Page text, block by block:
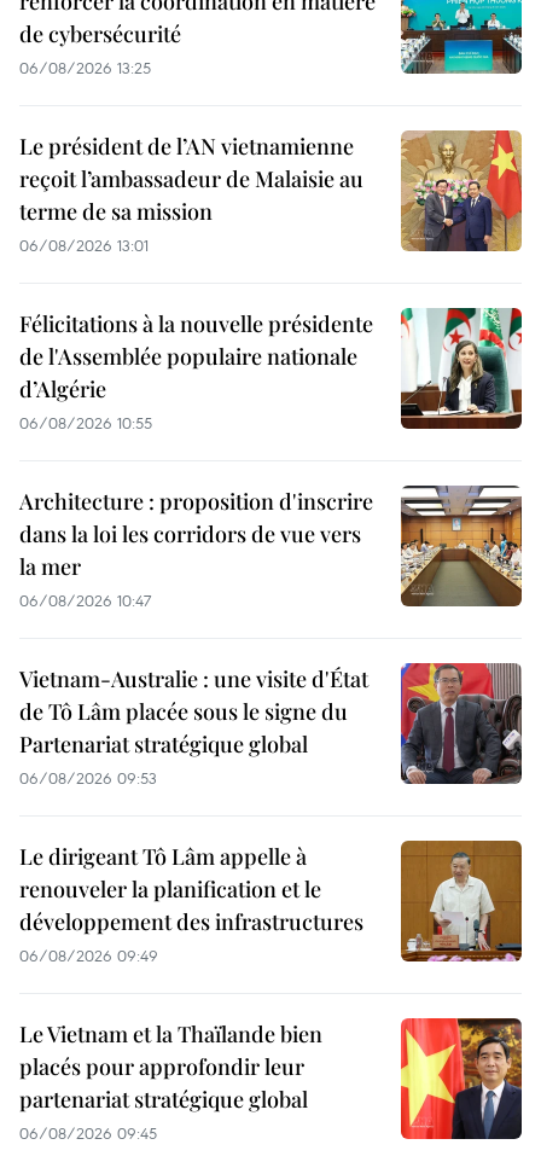
de cybersécurité
06/08/2026 13:25
Le président de l’AN vietnamienne
reçoit l’ambassadeur de Malaisie au
terme de sa mission
06/08/2026 13:01
Félicitations à la nouvelle présidente
de l'Assemblée populaire nationale
d’Algérie
06/08/2026 10:55
Architecture : proposition d'inscrire
dans la loi les corridors de vue vers
la mer
06/08/2026 10:47
Vietnam-Australie : une visite d'État
de Tô Lâm placée sous le signe du
Partenariat stratégique global
06/08/2026 09:53
Le dirigeant Tô Lâm appelle à
renouveler la planification et le
développement des infrastructures
06/08/2026 09:49
Le Vietnam et la Thaïlande bien
placés pour approfondir leur
partenariat stratégique global
06/08/2026 09:45